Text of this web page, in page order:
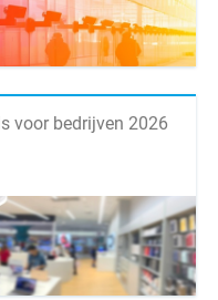
voor bedrijven 2026